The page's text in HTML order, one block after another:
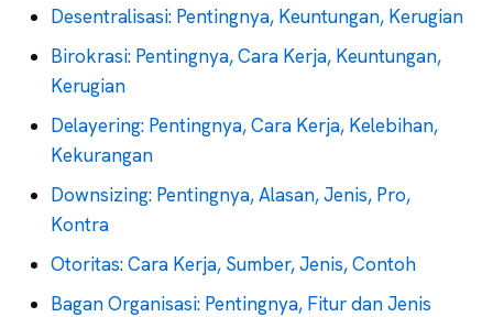
Desentralisasi: Pentingnya, Keuntungan, Kerugian
Birokrasi: Pentingnya, Cara Kerja, Keuntungan,
Kerugian
Delayering: Pentingnya, Cara Kerja, Kelebihan,
Kekurangan
Downsizing: Pentingnya, Alasan, Jenis, Pro,
Kontra
Otoritas: Cara Kerja, Sumber, Jenis, Contoh
Bagan Organisasi: Pentingnya, Fitur dan Jenis